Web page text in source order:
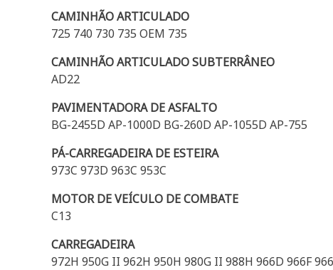
CAMINHÃO ARTICULADO
725 740 730 735 OEM 735
CAMINHÃO ARTICULADO SUBTERRÂNEO
AD22
PAVIMENTADORA DE ASFALTO
BG-2455D AP-1000D BG-260D AP-1055D AP-755
PÁ-CARREGADEIRA DE ESTEIRA
973C 973D 963C 953C
MOTOR DE VEÍCULO DE COMBATE
C13
CARREGADEIRA
972H 950G II 962H 950H 980G II 988H 966D 966F